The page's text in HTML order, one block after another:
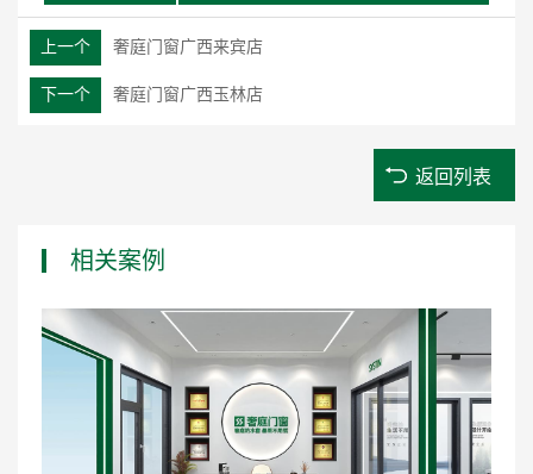
上一个 奢庭门窗广西来宾店
下一个 奢庭门窗广西玉林店
返回列表
相关案例